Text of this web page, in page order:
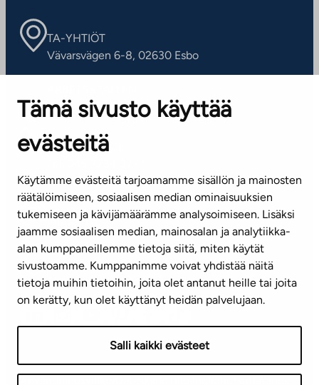
Tämä sivusto käyttää
evästeitä
Käytämme evästeitä tarjoamamme sisällön ja mainosten
räätälöimiseen, sosiaalisen median ominaisuuksien
tukemiseen ja kävijämäärämme analysoimiseen. Lisäksi
jaamme sosiaalisen median, mainosalan ja analytiikka-
alan kumppaneillemme tietoja siitä, miten käytät
sivustoamme. Kumppanimme voivat yhdistää näitä
tietoja muihin tietoihin, joita olet antanut heille tai joita
on kerätty, kun olet käyttänyt heidän palvelujaan.
Salli kaikki evästeet
TA-YHTIÖT
Vävarsvägen 6-8, 02630 Esbo
Kontaktinformation
KUNDSERVICE
(vardagar kl. 8–16)
info@ta.fi
Nyhetsbrev (på finska)